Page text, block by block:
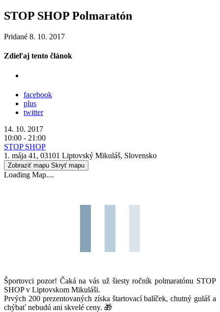
STOP SHOP Polmaratón
Pridané 8. 10. 2017
Zdieľaj tento článok
facebook
plus
twitter
14. 10. 2017
10:00 - 21:00
STOP SHOP
1. mája 41, 03101 Liptovský Mikuláš, Slovensko
Zobraziť mapu Skryť mapu
Loading Map....
Športovci pozor! Čaká na vás už šiesty ročník polmaratónu STOP
SHOP v Liptovskom Mikuláši.
Prvých 200 prezentovaných získa štartovací balíček, chutný guláš a
chýbať nebudú ani skvelé ceny. 🎁